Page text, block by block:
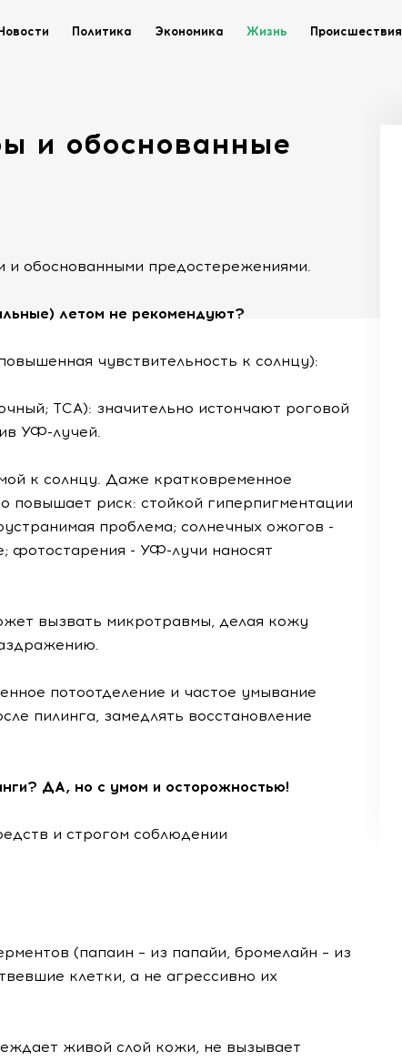
Новости Политика Экономика Жизнь Происшествия
и обоснованные
обоснованными предостережениями.
летом не рекомендуют?
чувствительность к солнцу):
TCA): значительно истончают роговой
УФ-лучей.
к солнцу. Даже кратковременное
повышает риск: стойкой гиперпигментации
проблема; солнечных ожогов -
фотостарения - УФ-лучи наносят
вызвать микротравмы, делая кожу
потоотделение и частое умывание
пилинга, замедлять восстановление
ДА, но с умом и осторожностью!
и строгом соблюдении
(папаин – из папайи, бромелайн – из
клетки, а не агрессивно их
живой слой кожи, не вызывает